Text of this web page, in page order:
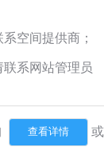
空间提供商；
系网站管理员
或